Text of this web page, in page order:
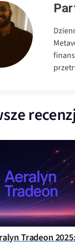
Tradeon